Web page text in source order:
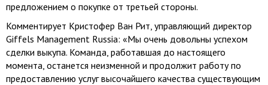
предложением о покупке от третьей стороны.
Комментирует Кристофер Ван Рит, управляющий директор
Giffels Management Russia: «Мы очень довольны успехом
сделки выкупа. Команда, работавшая до настоящего
момента, останется неизменной и продолжит работу по
предоставлению услуг высочайшего качества существующим